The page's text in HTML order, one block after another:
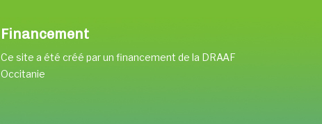
Financement
Ce site a été créé par un financement de la DRAAF
Occitanie